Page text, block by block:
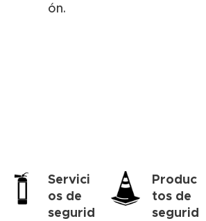
ón.
Servici
os de
segurid
Produc
tos de
segurid